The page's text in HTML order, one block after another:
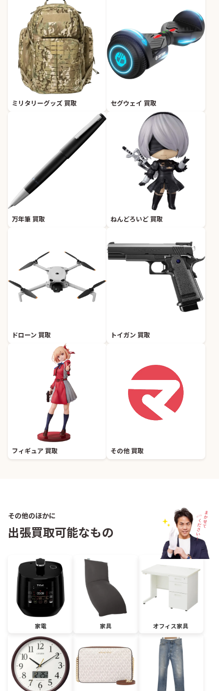
ミリタリーグッズ 買取 セグウェイ 買取
万年筆 買取 ねんどろいど 買取
ドローン 買取 トイガン 買取
フィギュア 買取 その他 買取
その他のほかに
出張買取可能なもの
家電 家具 オフィス家具